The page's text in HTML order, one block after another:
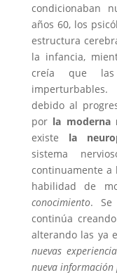
condicionaban
años 60, los
estructura
la infancia,
creía que las
imperturbables.
debido al
por la moderna
existe la
sistema
continuamente a
habilidad de
conocimiento. Se
continúa
alterando las ya
nuevas
nueva información